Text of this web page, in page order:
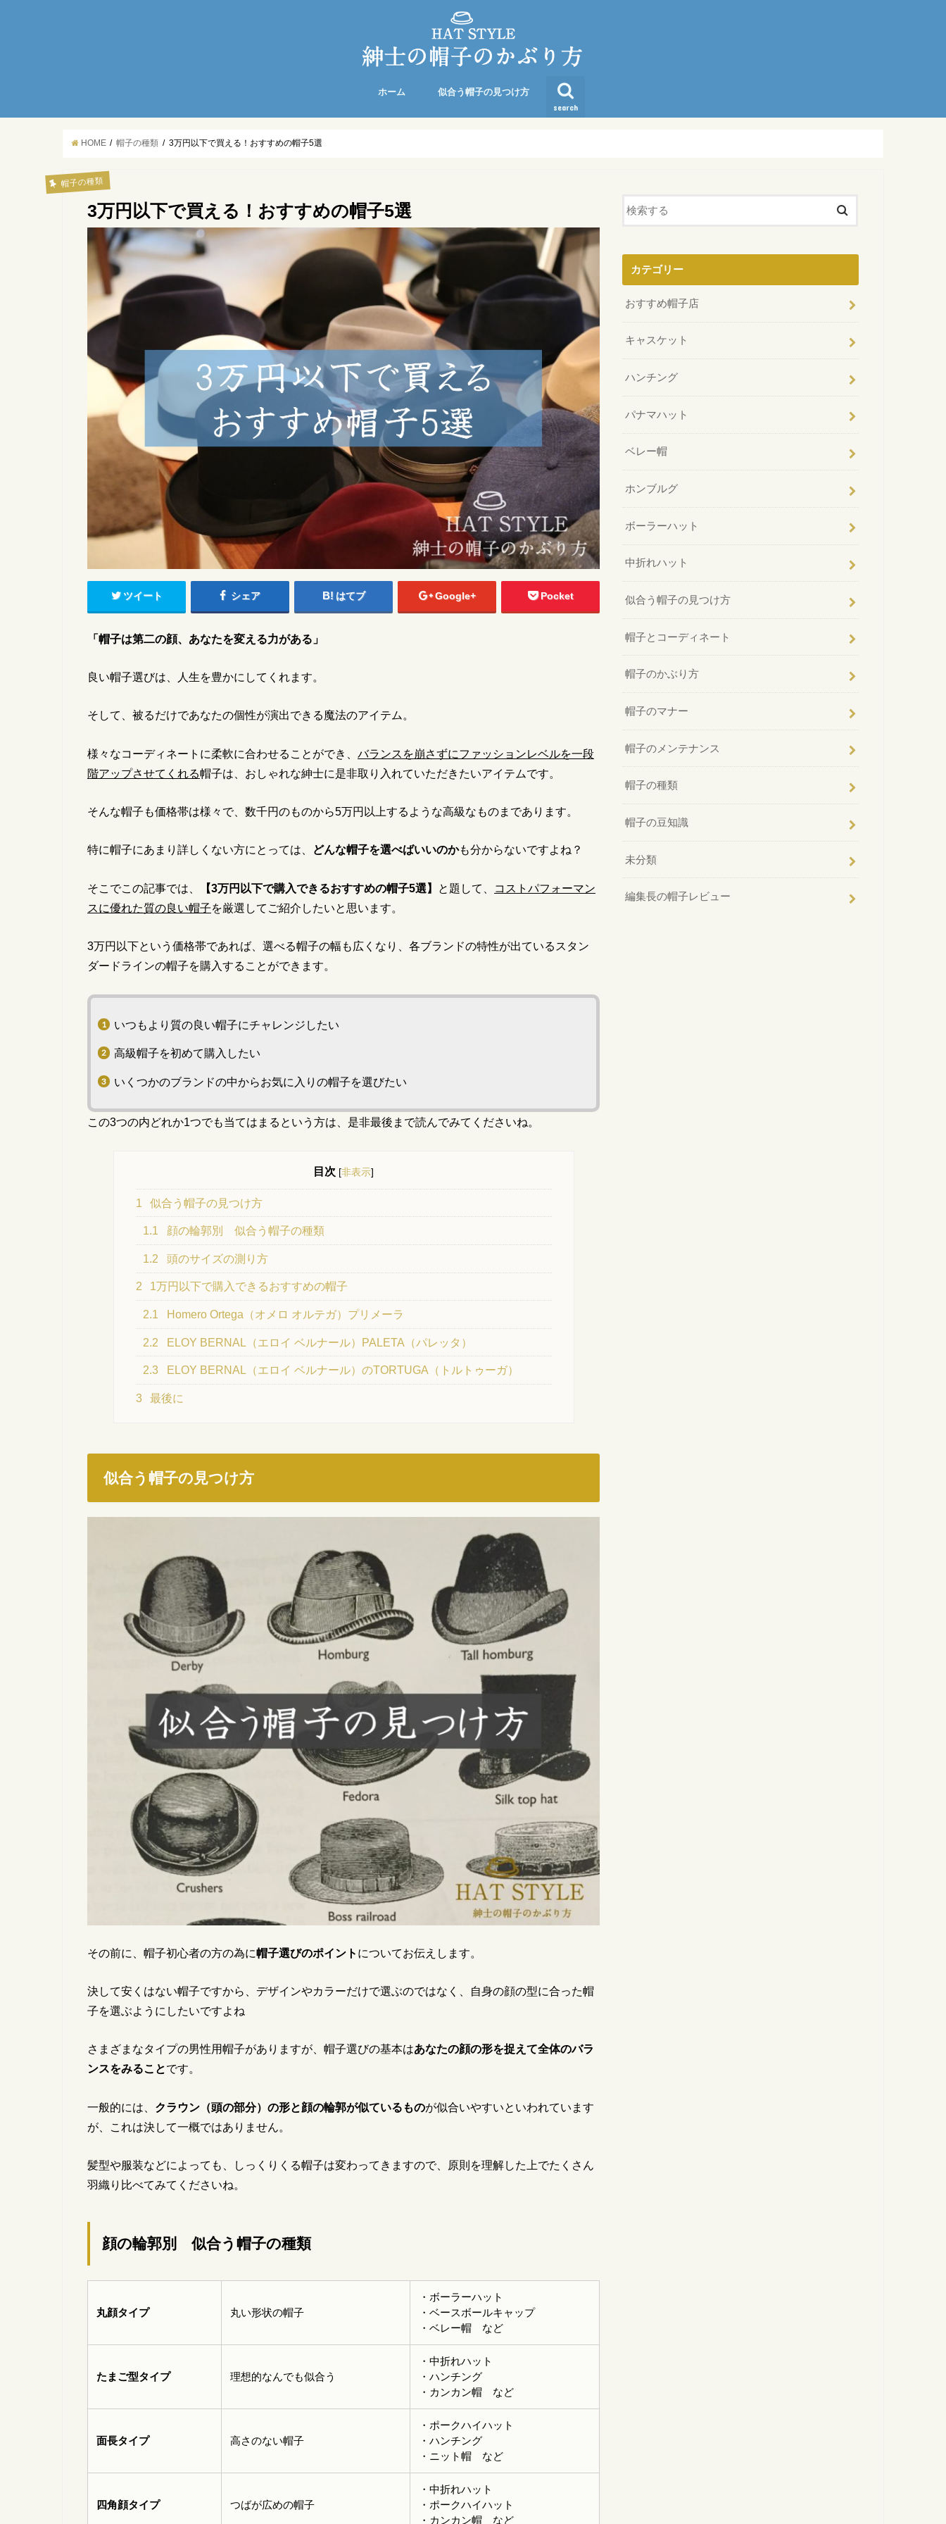
search
ホーム 似合う帽子の見つけ方
HOME 帽子の種類 3万円以下で買える！おすすめの帽子5選
帽子の種類
3万円以下で買える！おすすめの帽子5選
ツイート シェア はてブ Google+ Pocket
「帽子は第二の顔、あなたを変える力がある」
良い帽子選びは、人生を豊かにしてくれます。
そして、被るだけであなたの個性が演出できる魔法のアイテム。
様々なコーディネートに柔軟に合わせることができ、 バランスを崩さずにファッションレベルを一段
階アップさせてくれる帽子は、おしゃれな紳士に是非取り入れていただきたいアイテムです。
そんな帽子も価格帯は様々で、数千円のものから5万円以上するような高級なものまであります。
特に帽子にあまり詳しくない方にとっては、 どんな帽子を選べばいいのかも分からないですよね？
そこでこの記事では、 【3万円以下で購入できるおすすめの帽子5選】 と題して、
コストパフォーマン
スに優れた質の良い帽子を厳選してご紹介したいと思います。
3万円以下という価格帯であれば、選べる帽子の幅も広くなり、各ブランドの特性が出ているスタン
ダードラインの帽子を購入することができます。
いつもより質の良い帽子にチャレンジしたい
高級帽子を初めて購入したい
いくつかのブランドの中からお気に入りの帽子を選びたい
この3つの内どれか1つでも当てはまるという方は、是非最後まで読んでみてくださいね。
目次 [非表示]
1 似合う帽子の見つけ方
1.1 顔の輪郭別 似合う帽子の種類
1.2 頭のサイズの測り方
2 1万円以下で購入できるおすすめの帽子
2.1 Homero Ortega（オメロ オルテガ）プリメーラ
2.2 ELOY BERNAL（エロイ ベルナール）PALETA（パレッタ）
2.3 ELOY BERNAL（エロイ ベルナール）のTORTUGA（トルトゥーガ）
3 最後に
似合う帽子の見つけ方
その前に、帽子初心者の方の為に帽子選びのポイント についてお伝えします。
決して安くはない帽子ですから、デザインやカラーだけで選ぶのではなく、自身の顔の型に合った帽
子を選ぶようにしたいですよね
さまざまなタイプの男性用帽子がありますが、帽子選びの基本はあなたの顔の形を捉えて全体のバラ
ンスをみることです。
一般的には、 クラウン（頭の部分）の形と顔の輪郭が似ているものが似合いやすいといわれています
が、これは決して一概ではありません。
髪型や服装などによっても、しっくりくる帽子は変わってきますので、原則を理解した上でたくさん
羽織り比べてみてくださいね。
顔の輪郭別 似合う帽子の種類
丸顔タイプ 丸い形状の帽子
・ボーラーハット
・ベースボールキャップ
・ベレー帽 など
たまご型タイプ 理想的なんでも似合う
・中折れハット
・ハンチング
・カンカン帽 など
面長タイプ 高さのない帽子
・ポークハイハット
・ハンチング
・ニット帽 など
四角顔タイプ つばが広めの帽子
・中折れハット
・ポークハイハット
・カンカン帽 など
カテゴリー
おすすめ帽子店
キャスケット
ハンチング
パナマハット
ベレー帽
ホンブルグ
ボーラーハット
中折れハット
似合う帽子の見つけ方
帽子とコーディネート
帽子のかぶり方
帽子のマナー
帽子のメンテナンス
帽子の種類
帽子の豆知識
未分類
編集長の帽子レビュー